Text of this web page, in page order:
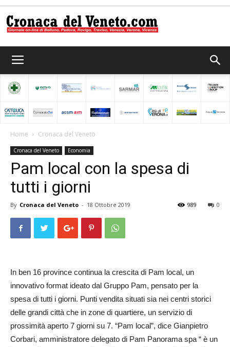
del
Home Cronaca del Veneto
Cronaca del Veneto Economia
Pam local con la spesa di
tutti i giorni
By Cronaca del Veneto - 18 Ottobre 2019 0
989
In ben 16 province continua la crescita di Pam local, un
innovativo format ideato dal Gruppo Pam, pensato per la
spesa di tutti i giorni. Punti vendita situati sia nei centri storici
delle grandi città che in zone di quartiere, un servizio di
prossimità aperto 7 giorni su 7. “Pam local”, dice Gianpietro
Corbari, amministratore delegato di Pam Panorama spa “ è un